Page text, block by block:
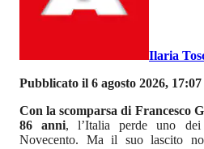
Ilaria
Pubblicato il 6 agosto 2026, 17:07
Con la scomparsa di Francesco
86 anni, l’Italia perde uno
Novecento. Ma il suo lascito